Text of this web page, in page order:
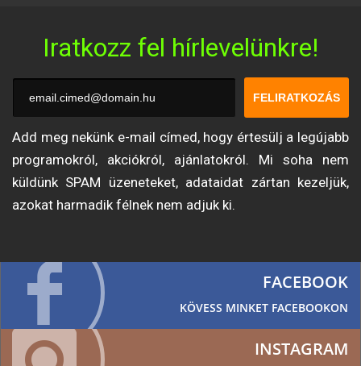
Iratkozz fel hírlevelünkre!
FELIRATKOZÁS
Add meg nekünk e-mail címed, hogy értesülj a legújabb
programokról, akciókról, ajánlatokról. Mi soha nem
küldünk SPAM üzeneteket, adataidat zártan kezeljük,
azokat harmadik félnek nem adjuk ki.
FACEBOOK
KÖVESS MINKET FACEBOOKON
INSTAGRAM